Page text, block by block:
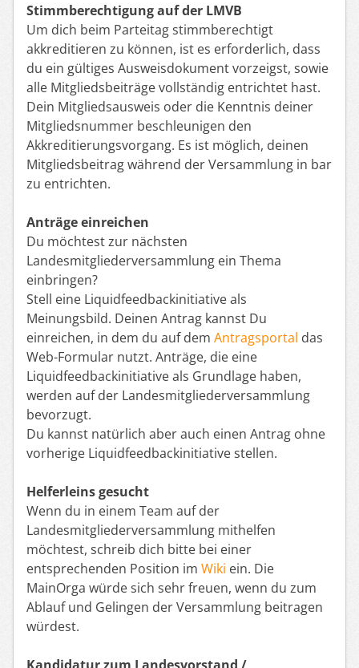
Stimmberechtigung auf der LMVB
Um dich beim Parteitag stimmberechtigt
akkreditieren zu können, ist es erforderlich, dass
du ein gültiges Ausweisdokument vorzeigst, sowie
alle Mitgliedsbeiträge vollständig entrichtet hast.
Dein Mitgliedsausweis oder die Kenntnis deiner
Mitgliedsnummer beschleunigen den
Akkreditierungsvorgang. Es ist möglich, deinen
Mitgliedsbeitrag während der Versammlung in bar
zu entrichten.
Anträge einreichen
Du möchtest zur nächsten
Landesmitgliederversammlung ein Thema
einbringen?
Stell eine Liquidfeedbackinitiative als
Meinungsbild. Deinen Antrag kannst Du
einreichen, in dem du auf dem Antragsportal das
Web-Formular nutzt. Anträge, die eine
Liquidfeedbackinitiative als Grundlage haben,
werden auf der Landesmitgliederversammlung
bevorzugt.
Du kannst natürlich aber auch einen Antrag ohne
vorherige Liquidfeedbackinitiative stellen.
Helferleins gesucht
Wenn du in einem Team auf der
Landesmitgliederversammlung mithelfen
möchtest, schreib dich bitte bei einer
entsprechenden Position im Wiki ein. Die
MainOrga würde sich sehr freuen, wenn du zum
Ablauf und Gelingen der Versammlung beitragen
würdest.
Kandidatur zum Landesvorstand /